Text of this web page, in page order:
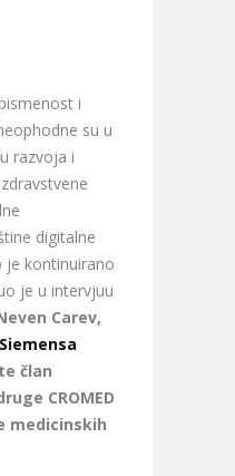
i
su u
razvoja i
digitalne
je kontinuirano
je u intervjuu
Carev,
Siemensa
te član
CROMED
medicinskih